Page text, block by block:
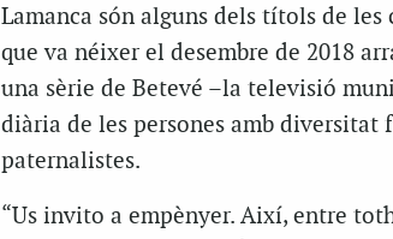
Lamanca són alguns dels títols de
que va néixer el desembre de 2018
una sèrie de Betevé –la televisió
diària de les persones amb
paternalistes.
“Us invito a empènyer. Així, entre